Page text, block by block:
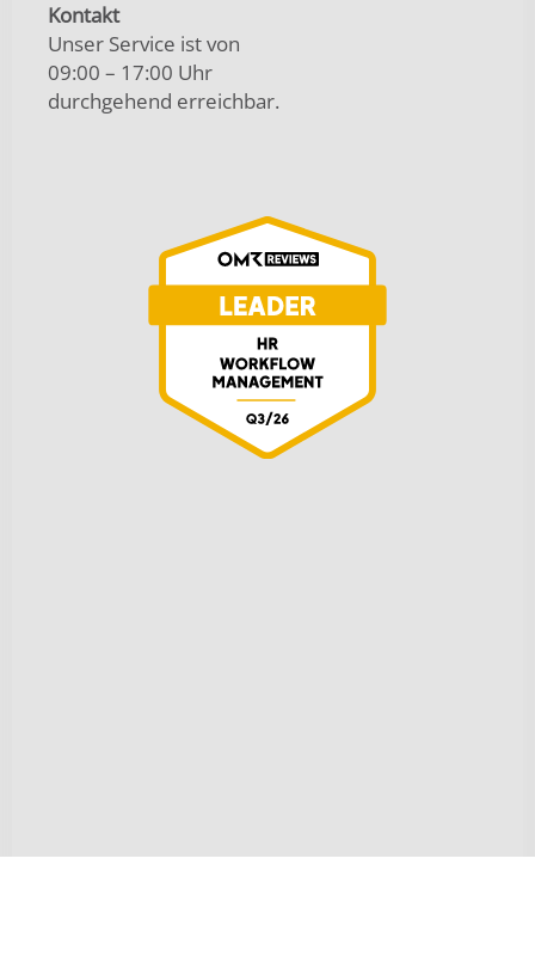
Kontakt
Unser Service ist von
09:00 – 17:00 Uhr
durchgehend erreichbar.